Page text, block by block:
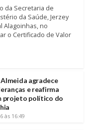
da Secretaria de
da Saúde, Jerzey
Alagoinhas, no
o Certificado de Valor
agradece
e reafirma
projeto político do
às 16:49